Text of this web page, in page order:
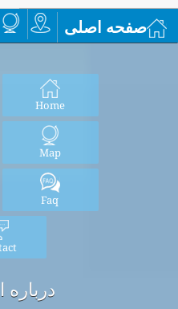
صفحه اصلی
Home
Map
Faq
درباره